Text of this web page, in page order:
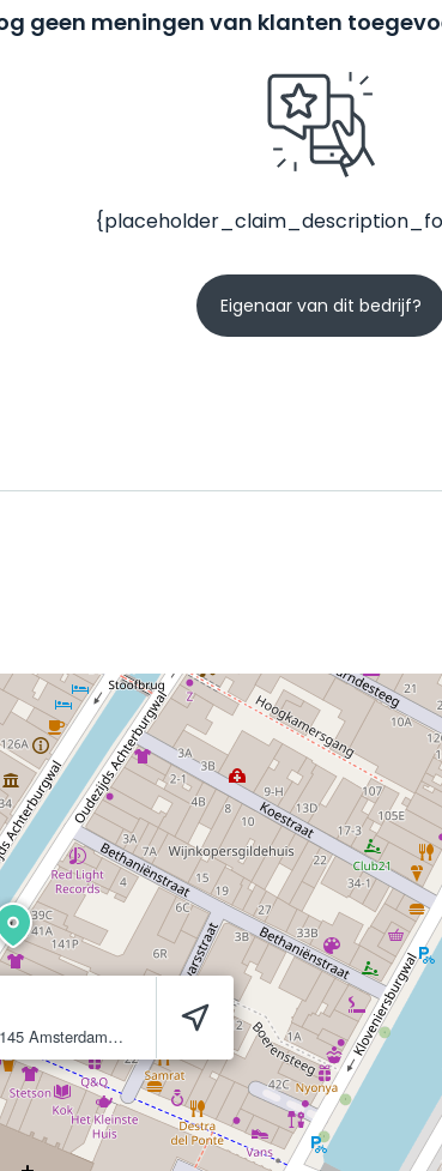
geen meningen van klanten
Eigenaar van dit bedrijf?
Amsterdam 1012 DG